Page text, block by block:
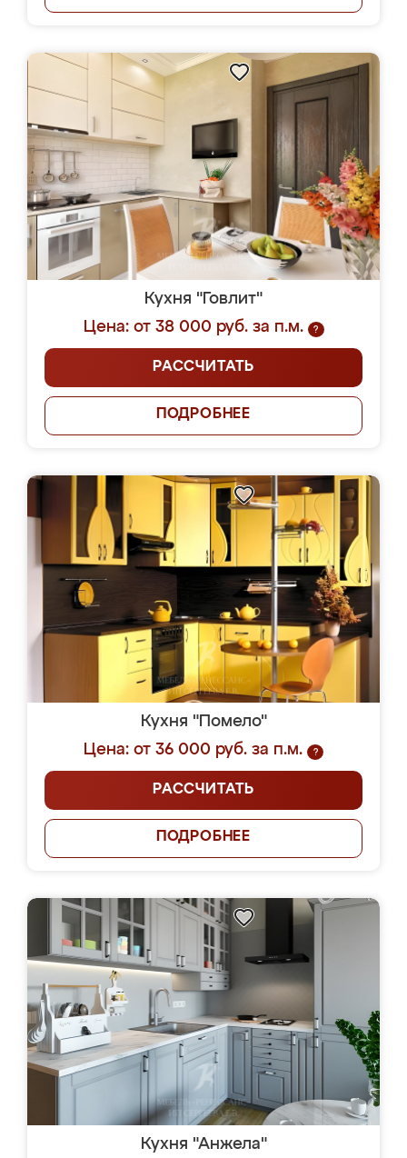
Кухня "Говлит"
Цена: от 38 000 руб. за п.м.
?
РАССЧИТАТЬ
ПОДРОБНЕЕ
Кухня "Помело"
Цена: от 36 000 руб. за п.м.
?
РАССЧИТАТЬ
ПОДРОБНЕЕ
Кухня "Анжела"